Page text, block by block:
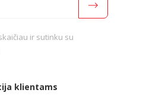
ir sutinku su
klientams